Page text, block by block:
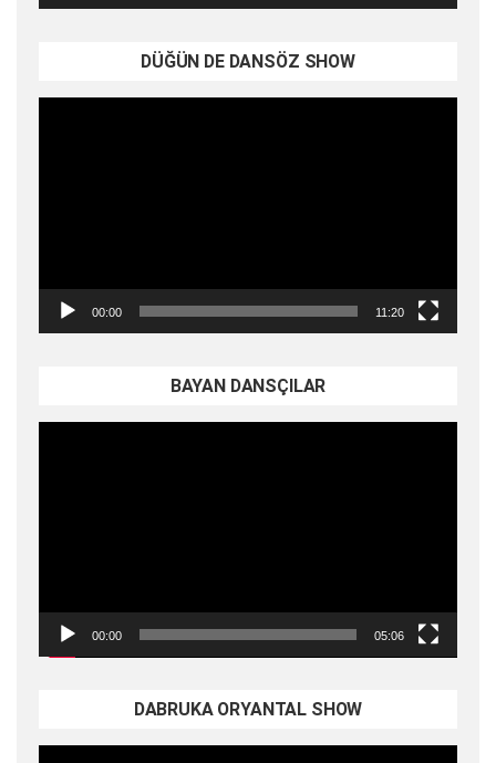
DÜĞÜN DE DANSÖZ SHOW
00:00 11:20
BAYAN DANSÇILAR
00:00 05:06
DABRUKA ORYANTAL SHOW